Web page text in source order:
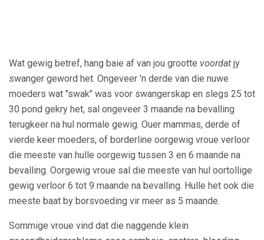
Wat gewig betref, hang baie af van jou grootte voordat jy
swanger geword het. Ongeveer 'n derde van die nuwe
moeders wat "swak" was voor swangerskap en slegs 25 tot
30 pond gekry het, sal ongeveer 3 maande na bevalling
terugkeer na hul normale gewig. Ouer mammas, derde of
vierde keer moeders, of borderline oorgewig vroue verloor
die meeste van hulle oorgewig tussen 3 en 6 maande na
bevalling. Oorgewig vroue sal die meeste van hul oortollige
gewig verloor 6 tot 9 maande na bevalling. Hulle het ook die
meeste baat by borsvoeding vir meer as 5 maande.
Sommige vroue vind dat die naggende klein